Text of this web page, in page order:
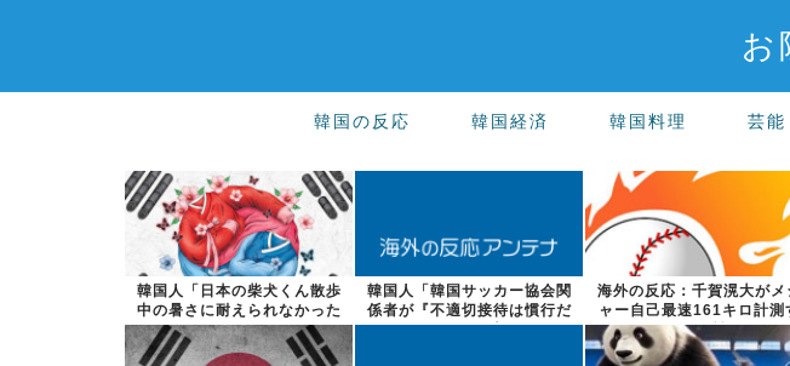
お
韓国の反応 韓国経済 韓国料理 芸能
韓国人「日本の柴犬くん散歩
中の暑さに耐えられなかった
結果」
韓国人「韓国サッカー協会関
係者が『不適切接待は慣行だ
った』と衝撃...
海外の反応：千賀滉大がメ
ャー自己最速161キロ計測
るなど2戦...